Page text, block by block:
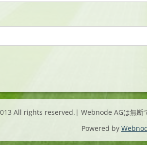
All rights reserved.| Webnode AGは無断
Powered by